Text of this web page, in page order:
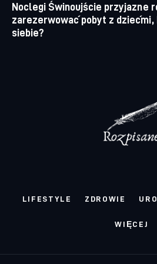
Noclegi Świnoujście przyjazne
zarezerwować pobyt z dziećmi,
siebie?
LIFESTYLE ZDROWIE
WIĘCEJ